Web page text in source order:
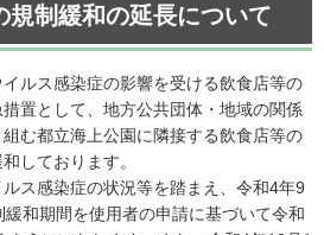
規制緩和の延長について
ルス感染症の影響を受ける飲食店等の
置として、地方公共団体・地域の関係
む都立海上公園に隣接する飲食店等の
しております。
ス感染症の状況等を踏まえ、令和4年9
和期間を使用者の申請に基づいて令和